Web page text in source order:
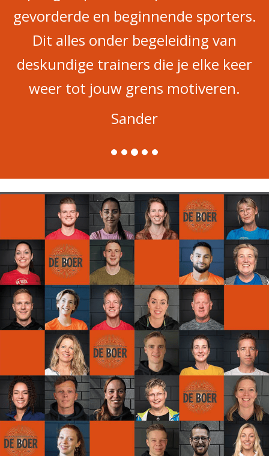
gevorderde en beginnende sporters.
Dit alles onder begeleiding van
deskundige trainers die je elke keer
weer tot jouw grens motiveren.
Sander